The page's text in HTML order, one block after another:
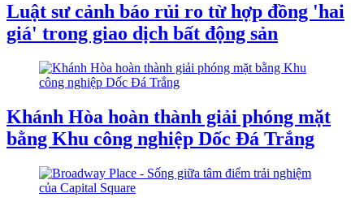
Luật sư cảnh báo rủi ro từ hợp đồng 'hai
giá' trong giao dịch bất động sản
Khánh Hòa hoàn thành giải phóng mặt
bằng Khu công nghiệp Dốc Đá Trắng